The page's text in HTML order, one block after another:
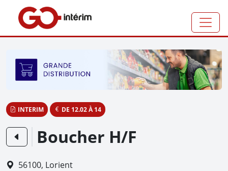
Panneau de gestion des cookies
INTERIM DE 12.02 À 14
Boucher H/F
56100, Lorient